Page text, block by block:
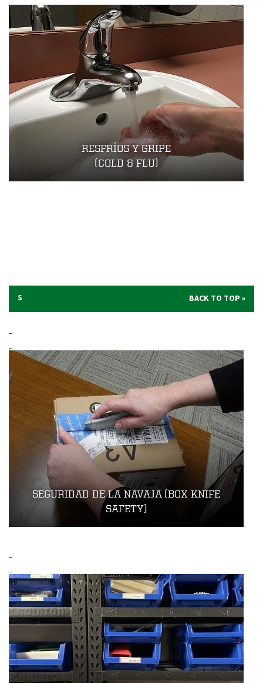
RESFRÍOS Y GRIPE
(COLD & FLU)
S BACK TO TOP
SEGURIDAD DE LA NAVAJA (BOX KNIFE
SAFETY)